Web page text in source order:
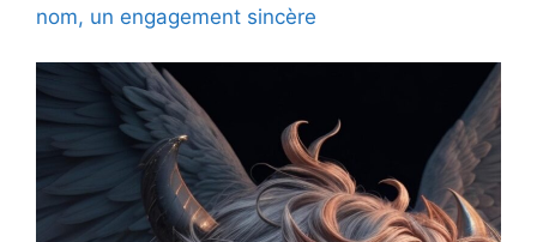
nom, un engagement sincère